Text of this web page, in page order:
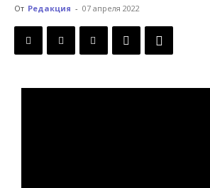
Кыргызстана
От Редакция - 07 апреля 2022